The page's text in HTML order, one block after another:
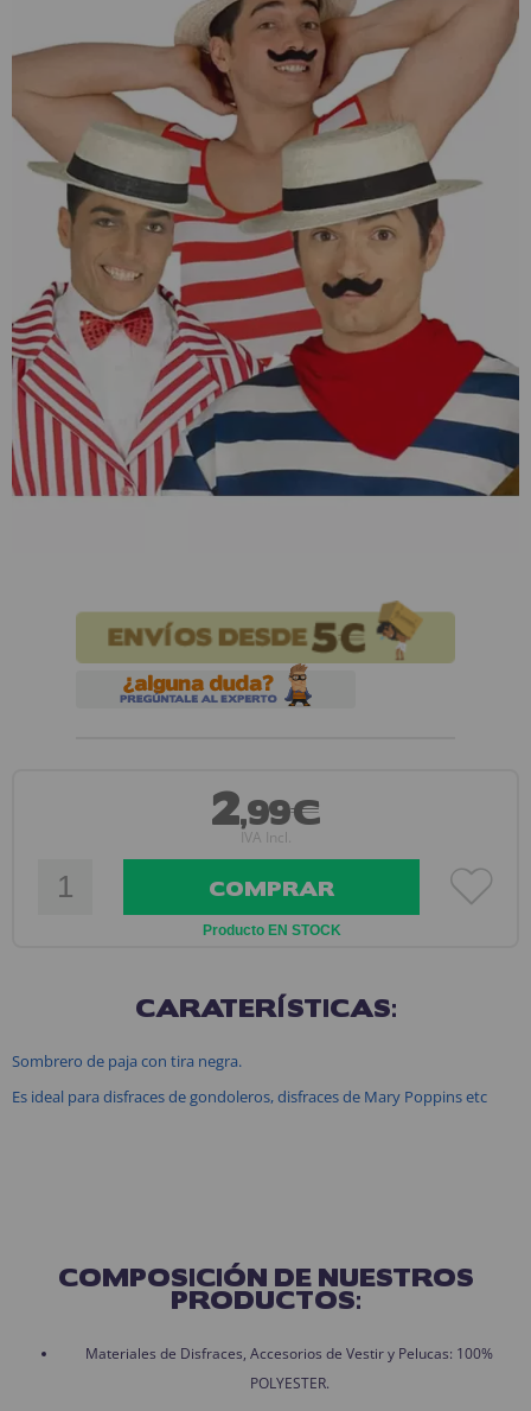
¡Adelante! Te estabamos esperando.
CREAR CUENTA
2,99€
IVA Incl.
COMPRAR
Producto EN STOCK
CARATERÍSTICAS:
Sombrero de paja con tira negra.
Es ideal para disfraces de gondoleros, disfraces de Mary Poppins etc
COMPOSICIÓN DE NUESTROS
PRODUCTOS:
Materiales de Disfraces, Accesorios de Vestir y Pelucas: 100%
POLYESTER.